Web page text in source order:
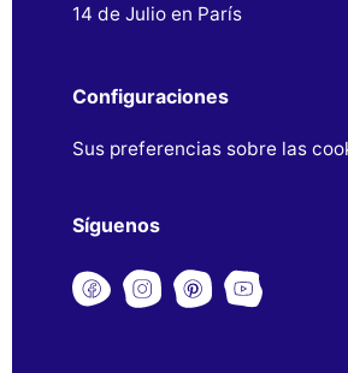
14 de Julio en París
Configuraciones
Sus preferencias sobre las
Síguenos